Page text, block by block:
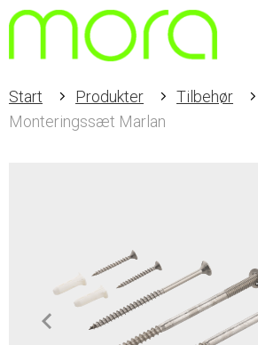
Start Produkter Tilbehør
Monteringssæt Marlan